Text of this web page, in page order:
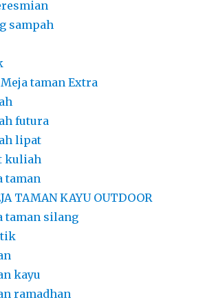
sampah
taman Extra
futura
lipat
kuliah
taman
TAMAN KAYU OUTDOOR
taman silang
kayu
ramadhan